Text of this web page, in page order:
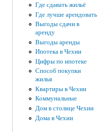
Где сдавать жильё
Где лучше арендовать
Выгоды сдачи в
аренду
Выгоды аренды
Ипотека в Чехии
Цифры по ипотеке
Способ покупки
жилья
Квартиры в Чехии
Коммунальные
Дом в столице Чехии
Дома в Чехии